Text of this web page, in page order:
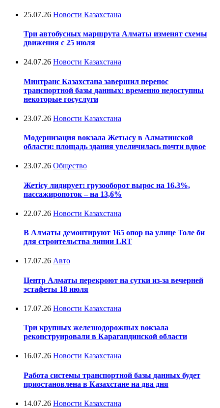
25.07.26 Новости Казахстана
Три автобусных маршрута Алматы изменят схемы
движения с 25 июля
24.07.26 Новости Казахстана
Минтранс Казахстана завершил перенос
транспортной базы данных: временно недоступны
некоторые госуслуги
23.07.26 Новости Казахстана
Модернизация вокзала Жетысу в Алматинской
области: площадь здания увеличилась почти вдвое
23.07.26 Общество
Жетісу лидирует: грузооборот вырос на 16,3%,
пассажиропоток – на 13,6%
22.07.26 Новости Казахстана
В Алматы демонтируют 165 опор на улице Толе би
для строительства линии LRT
17.07.26 Авто
Центр Алматы перекроют на сутки из-за вечерней
эстафеты 18 июля
17.07.26 Новости Казахстана
Три крупных железнодорожных вокзала
реконструировали в Карагандинской области
16.07.26 Новости Казахстана
Работа системы транспортной базы данных будет
приостановлена в Казахстане на два дня
14.07.26 Новости Казахстана